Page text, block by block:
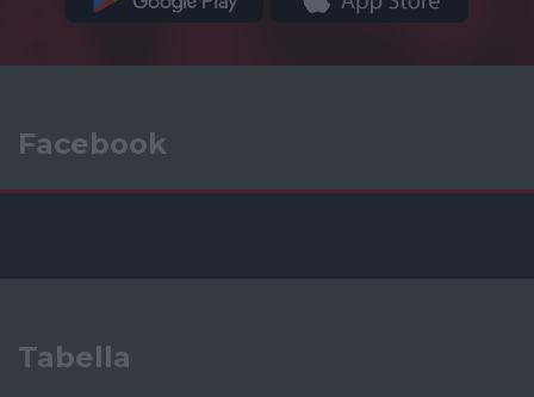
Facebook
Tabella